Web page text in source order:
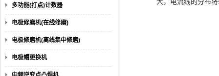
多功能(打点)计数器
电极修磨机(在线修磨)
电极修磨机(离线集中修磨)
电极帽更换机